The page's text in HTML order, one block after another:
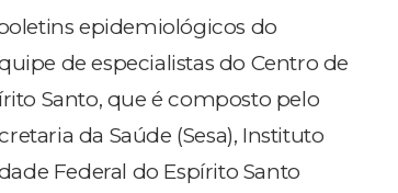
epidemiológicos do
de especialistas do Centro de
Santo, que é composto pelo
da Saúde (Sesa), Instituto
Federal do Espírito Santo